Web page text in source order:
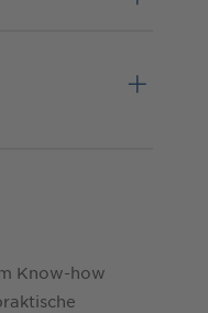
Know-how